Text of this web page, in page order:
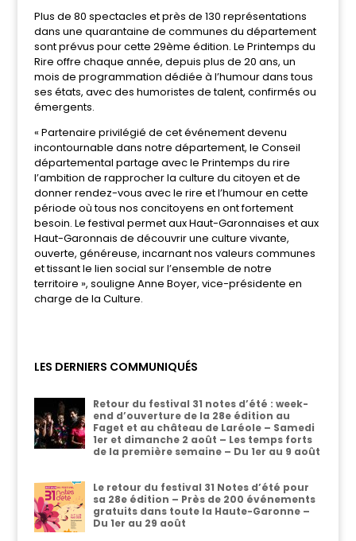
Plus de 80 spectacles et près de 130 représentations
dans une quarantaine de communes du département
sont prévus pour cette 29ème édition. Le Printemps du
Rire offre chaque année, depuis plus de 20 ans, un
mois de programmation dédiée à l’humour dans tous
ses états, avec des humoristes de talent, confirmés ou
émergents.
« Partenaire privilégié de cet événement devenu
incontournable dans notre département, le Conseil
départemental partage avec le Printemps du rire
l’ambition de rapprocher la culture du citoyen et de
donner rendez-vous avec le rire et l’humour en cette
période où tous nos concitoyens en ont fortement
besoin. Le festival permet aux Haut-Garonnaises et aux
Haut-Garonnais de découvrir une culture vivante,
ouverte, généreuse, incarnant nos valeurs communes
et tissant le lien social sur l’ensemble de notre
territoire », souligne Anne Boyer, vice-présidente en
charge de la Culture.
LES DERNIERS COMMUNIQUÉS
Retour du festival 31 notes d’été : week-
end d’ouverture de la 28e édition au
Faget et au château de Laréole – Samedi
1er et dimanche 2 août – Les temps forts
de la première semaine – Du 1er au 9 août
Le retour du festival 31 Notes d’été pour
sa 28e édition – Près de 200 événements
gratuits dans toute la Haute-Garonne –
Du 1er au 29 août